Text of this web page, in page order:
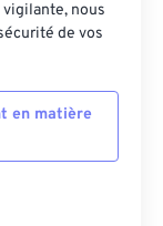
nous
de vos
en matière